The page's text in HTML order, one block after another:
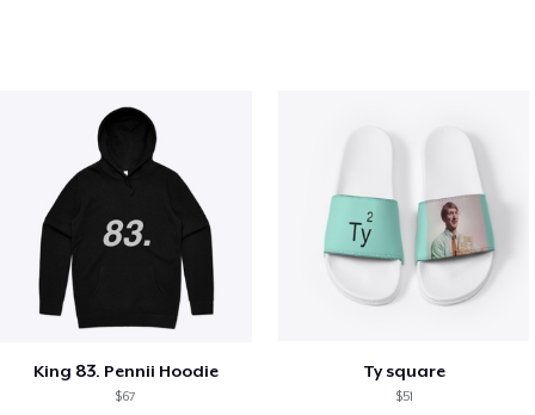
King 83. Pennii Hoodie
$67
Ty square
$51